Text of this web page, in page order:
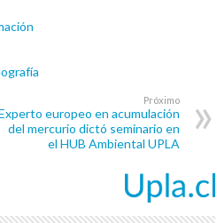
Próximo
europeo en acumulación
del mercurio dictó seminario en
el HUB Ambiental UPLA